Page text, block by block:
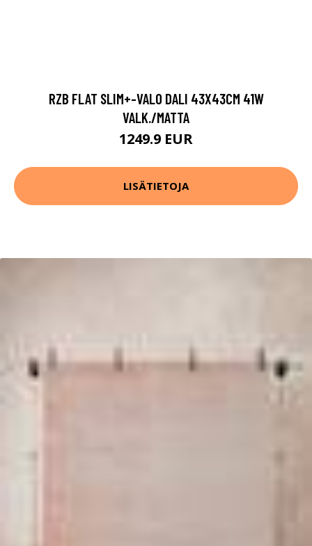
RZB FLAT SLIM+-VALO DALI 43X43CM 41W
VALK./MATTA
1249.9 EUR
LISÄTIETOJA